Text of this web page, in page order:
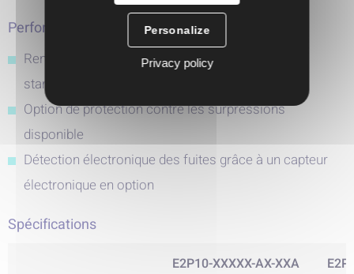
Performance
Rendement supérieur à celui des pompes AODD
standard
Option de protection contre les surpressions
disponible
Détection électronique des fuites grâce à un capteur
électronique en option
Spécifications
E2P10-XXXXX-AX-XXA
Personalize
Privacy policy